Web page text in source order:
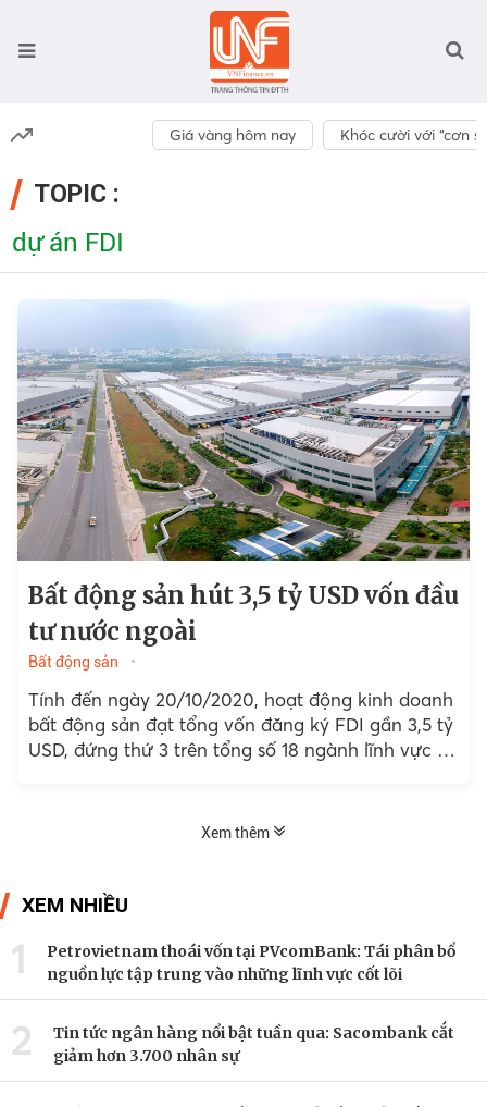
Giá vàng hôm nay Khóc cười với “cơn
TOPIC :
dự án FDI
Bất động sản hút 3,5 tỷ USD vốn đầu
tư nước ngoài
Bất động sản
Tính đến ngày 20/10/2020, hoạt động kinh doanh
bất động sản đạt tổng vốn đăng ký FDI gần 3,5 tỷ
USD, đứng thứ 3 trên tổng số 18 ngành lĩnh vực có
Xem thêm
XEM NHIỀU
1
Petrovietnam thoái vốn tại PVcomBank: Tái phân bổ
nguồn lực tập trung vào những lĩnh vực cốt lõi
2
Tin tức ngân hàng nổi bật tuần qua: Sacombank cắt
giảm hơn 3.700 nhân sự